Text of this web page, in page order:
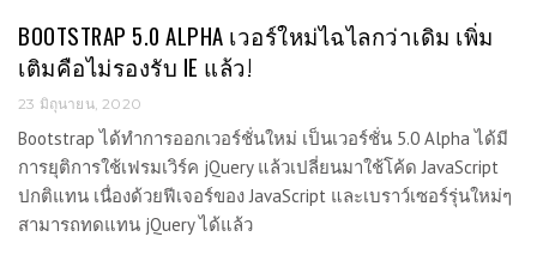
BOOTSTRAP 5.0 ALPHA เวอร์ใหม่ไฉไลกว่าเดิม เพิ่ม
เติมคือไม่รองรับ IE แล้ว!
23 มิถุนายน, 2020
Bootstrap ได้ทำการออกเวอร์ชั่นใหม่ เป็นเวอร์ชั่น 5.0 Alpha ได้มี
การยุติการใช้เฟรมเวิร์ค jQuery แล้วเปลี่ยนมาใช้โค้ด JavaScript
ปกติแทน เนื่องด้วยฟีเจอร์ของ JavaScript และเบราว์เซอร์รุ่นใหม่ๆ
สามารถทดแทน jQuery ได้แล้ว